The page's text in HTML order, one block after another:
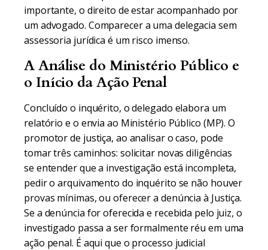
importante, o direito de estar acompanhado por
um advogado. Comparecer a uma delegacia sem
assessoria jurídica é um risco imenso.
A Análise do Ministério Público e
o Início da Ação Penal
Concluído o inquérito, o delegado elabora um
relatório e o envia ao Ministério Público (MP). O
promotor de justiça, ao analisar o caso, pode
tomar três caminhos: solicitar novas diligências
se entender que a investigação está incompleta,
pedir o arquivamento do inquérito se não houver
provas mínimas, ou oferecer a denúncia à Justiça.
Se a denúncia for oferecida e recebida pelo juiz, o
investigado passa a ser formalmente réu em uma
ação penal. É aqui que o processo judicial